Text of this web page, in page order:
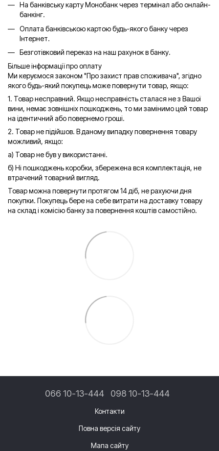
На банківську карту Монобанк через термінал або онлайн-
банкінг.
Оплата банківською картою будь-якого банку через
Інтернет.
Безготівковий переказ на наш рахунок в банку.
Більше інформації про оплату
Ми керуємося законом "Про захист прав споживача", згідно
якого будь-який покупець може повернути товар, якщо:
1. Товар несправний. Якщо несправність сталася не з Вашої
вини, немає зовнішніх пошкоджень, то ми замінимо цей товар
на ідентичний або повернемо гроші.
2. Товар не підійшов. В даному випадку повернення товару
можливий, якщо:
а) Товар не був у використанні.
б) Ні пошкоджень коробки, збережена вся комплектація, не
втрачений товарний вигляд.
Товар можна повернути протягом 14 діб, не рахуючи дня
покупки. Покупець бере на себе витрати на доставку товару
на склад і комісію банку за повернення коштів самостійно.
066 10-13-444 098 10-13-444
Контакти
Повна версія сайту
Мапа сайту